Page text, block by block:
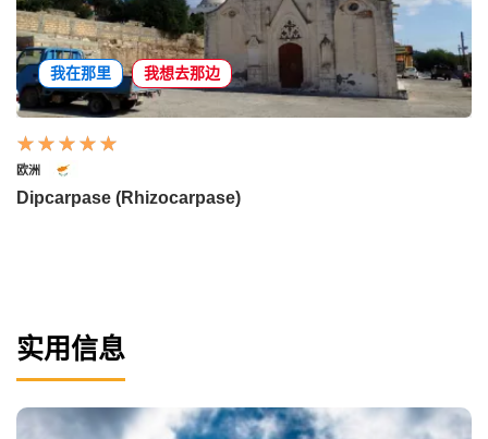
我在那里 我想去那边
欧洲
Dipcarpase (Rhizocarpase)
实用信息